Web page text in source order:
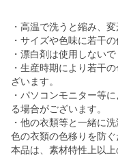
・高温で洗うと縮み、
・サイズや色味に若干
・漂白剤は使用しないで
・生産時期により若干
ざいます。
・パソコンモニター等
る場合がございます。
・他の衣類等と一緒に
色の衣類の色移りを防ぐ
本品は、素材特性上以上